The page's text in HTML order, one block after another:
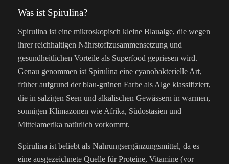
Was ist Spirulina?
Spirulina ist eine mikroskopisch kleine Blaualge, die wegen
ihrer reichhaltigen Nährstoffzusammensetzung und
gesundheitlichen Vorteile als Superfood gepriesen wird.
Genau genommen ist Spirulina eine cyanobakterielle Art,
früher aufgrund der blau-grünen Farbe als Alge klassifiziert,
die in salzigen Seen und alkalischen Gewässern in warmen,
sonnigen Klimazonen wie Afrika, Südostasien und
Mittelamerika natürlich vorkommt.
Spirulina ist beliebt als Nahrungsergänzungsmittel, da es
eine ausgezeichnete Quelle für Proteine, Vitamine (vor